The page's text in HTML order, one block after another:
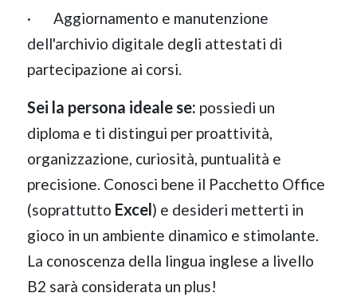
· Aggiornamento e manutenzione
dell'archivio digitale degli attestati di
partecipazione ai corsi.
Sei la persona ideale se: possiedi un
diploma e ti distingui per proattività,
organizzazione, curiosità, puntualità e
precisione. Conosci bene il Pacchetto Office
(soprattutto Excel) e desideri metterti in
gioco in un ambiente dinamico e stimolante.
La conoscenza della lingua inglese a livello
B2 sarà considerata un plus!